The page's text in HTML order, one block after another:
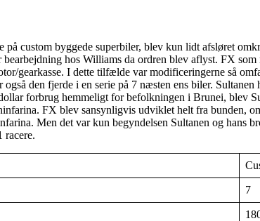
på custom byggede superbiler, blev kun lidt afsløret
hos Williams da ordren blev aflyst. FX
gearkasse. I dette tilfælde var modificeringerne så
den fjerde i en serie på 7 næsten ens biler.
forbrug hemmeligt for befolkningen i Brunei, blev
FX blev sansynligvis udviklet helt fra
Men det var kun begyndelsen Sultanen og
racere.
7